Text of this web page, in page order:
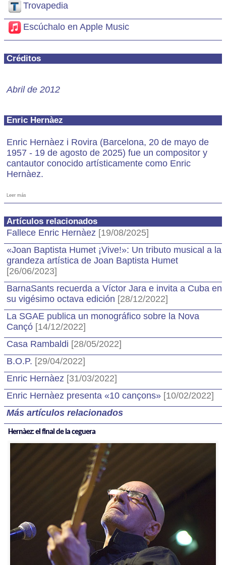
Trovapedia
Escúchalo en Apple Music
Créditos
Abril de 2012
Enric Hernàez
Enric Hernàez i Rovira (Barcelona, 20 de mayo de
1957 - 19 de agosto de 2025) fue un compositor y
cantautor conocido artísticamente como Enric
Hernàez.
Leer más
Artículos relacionados
Fallece Enric Hernàez [19/08/2025]
«Joan Baptista Humet ¡Vive!»: Un tributo musical a la
grandeza artística de Joan Baptista Humet
[26/06/2023]
BarnaSants recuerda a Víctor Jara e invita a Cuba en
su vigésimo octava edición [28/12/2022]
La SGAE publica un monográfico sobre la Nova
Cançó [14/12/2022]
Casa Rambaldi [28/05/2022]
B.O.P. [29/04/2022]
Enric Hernàez [31/03/2022]
Enric Hernàez presenta «10 cançons» [10/02/2022]
Más artículos relacionados
Hernàez: el final de la ceguera